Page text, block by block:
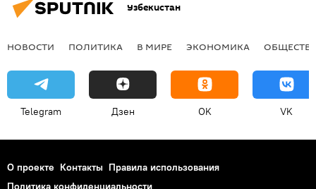
Узбекистан
НОВОСТИ ПОЛИТИКА В МИРЕ ЭКОНОМИКА
Telegram Дзен OK VK
О проекте Контакты Правила использования
Политика конфиденциальности